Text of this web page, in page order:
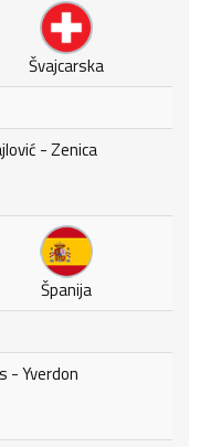
Švajcarska
- Zenica
Španija
- Yverdon